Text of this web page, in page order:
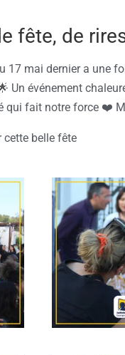
fête, de
17 mai dernier a une
Un événement
qui fait notre force ❤️
cette belle fête